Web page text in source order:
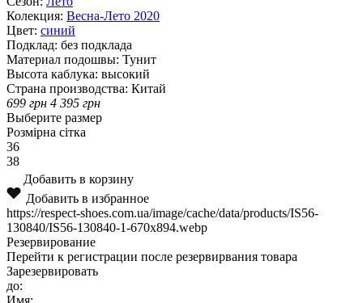
Колекция: Весна-Лето 2020
Цвет: синий
Подклад: без подклада
Материал подошвы: Тунит
Высота каблука: высокий
Страна производства: Китай
699 грн 4 395 грн
Выберите размер
Розмірна сітка
36
38
Добавить в корзину
Добавить в избранное
https://respect-shoes.com.ua/image/cache/data/products/IS56-
130840/IS56-130840-1-670x894.webp
Резервирование
Перейти к регистрации после резервирвания товара
Зарезервировать
до:
Имя: